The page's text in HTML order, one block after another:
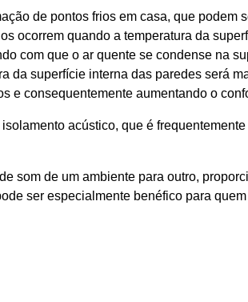
de pontos frios em casa, que podem
ocorrem quando a temperatura da
com que o ar quente se condense na
da superfície interna das paredes será
e consequentemente aumentando o
acústico, que é
som de um ambiente para outro,
ser especialmente benéfico para